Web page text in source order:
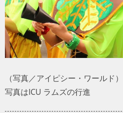
ビジネ
コラム
（写真／アイピシー・ワールド）
写真はICU ラムズの行進